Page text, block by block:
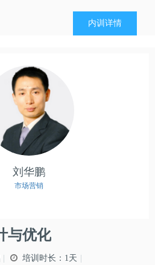
内训详情
刘华鹏
市场营销
与优化
培训时长：1天